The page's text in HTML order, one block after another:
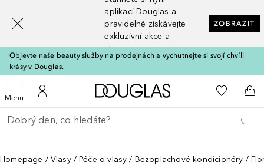
aplikaci Douglas a
pravidelně získávejte
exkluzivní akce a
slevy
ZOBRAZIT
Objevte naše beauty služby na prodejnách a vychutnejte si svojí chvíli
krásy v Douglas.
MenuOtevřít menuK mému účtu
Domů K mému
Do
Vraťte se
Proveďte vyhledávání
Homepage Vlasy Péče o vlasy Bezoplachové kondicionéry
[navigation.slideout.screenreader]